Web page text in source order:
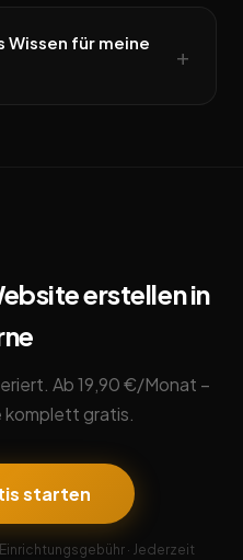
Wissen für meine
erstellen in
Ab 19,90 €/Monat –
komplett gratis.
starten
· Jederzeit